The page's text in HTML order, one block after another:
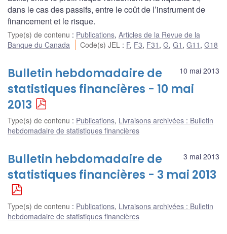
dans le cas des passifs, entre le coût de l’instrument de
financement et le risque.
Type(s) de contenu : Publications, Articles de la Revue de la
Banque du Canada
Code(s) JEL : F, F3, F31 ,G,G1 ,G11 ,G18
10 mai 2013
Bulletin hebdomadaire de
statistiques financières - 10 mai
2013
Type(s) de contenu : Publications, Livraisons archivées : Bulletin
hebdomadaire de statistiques financières
3 mai 2013
Bulletin hebdomadaire de
statistiques financières - 3 mai 2013
Type(s) de contenu : Publications, Livraisons archivées : Bulletin
hebdomadaire de statistiques financières